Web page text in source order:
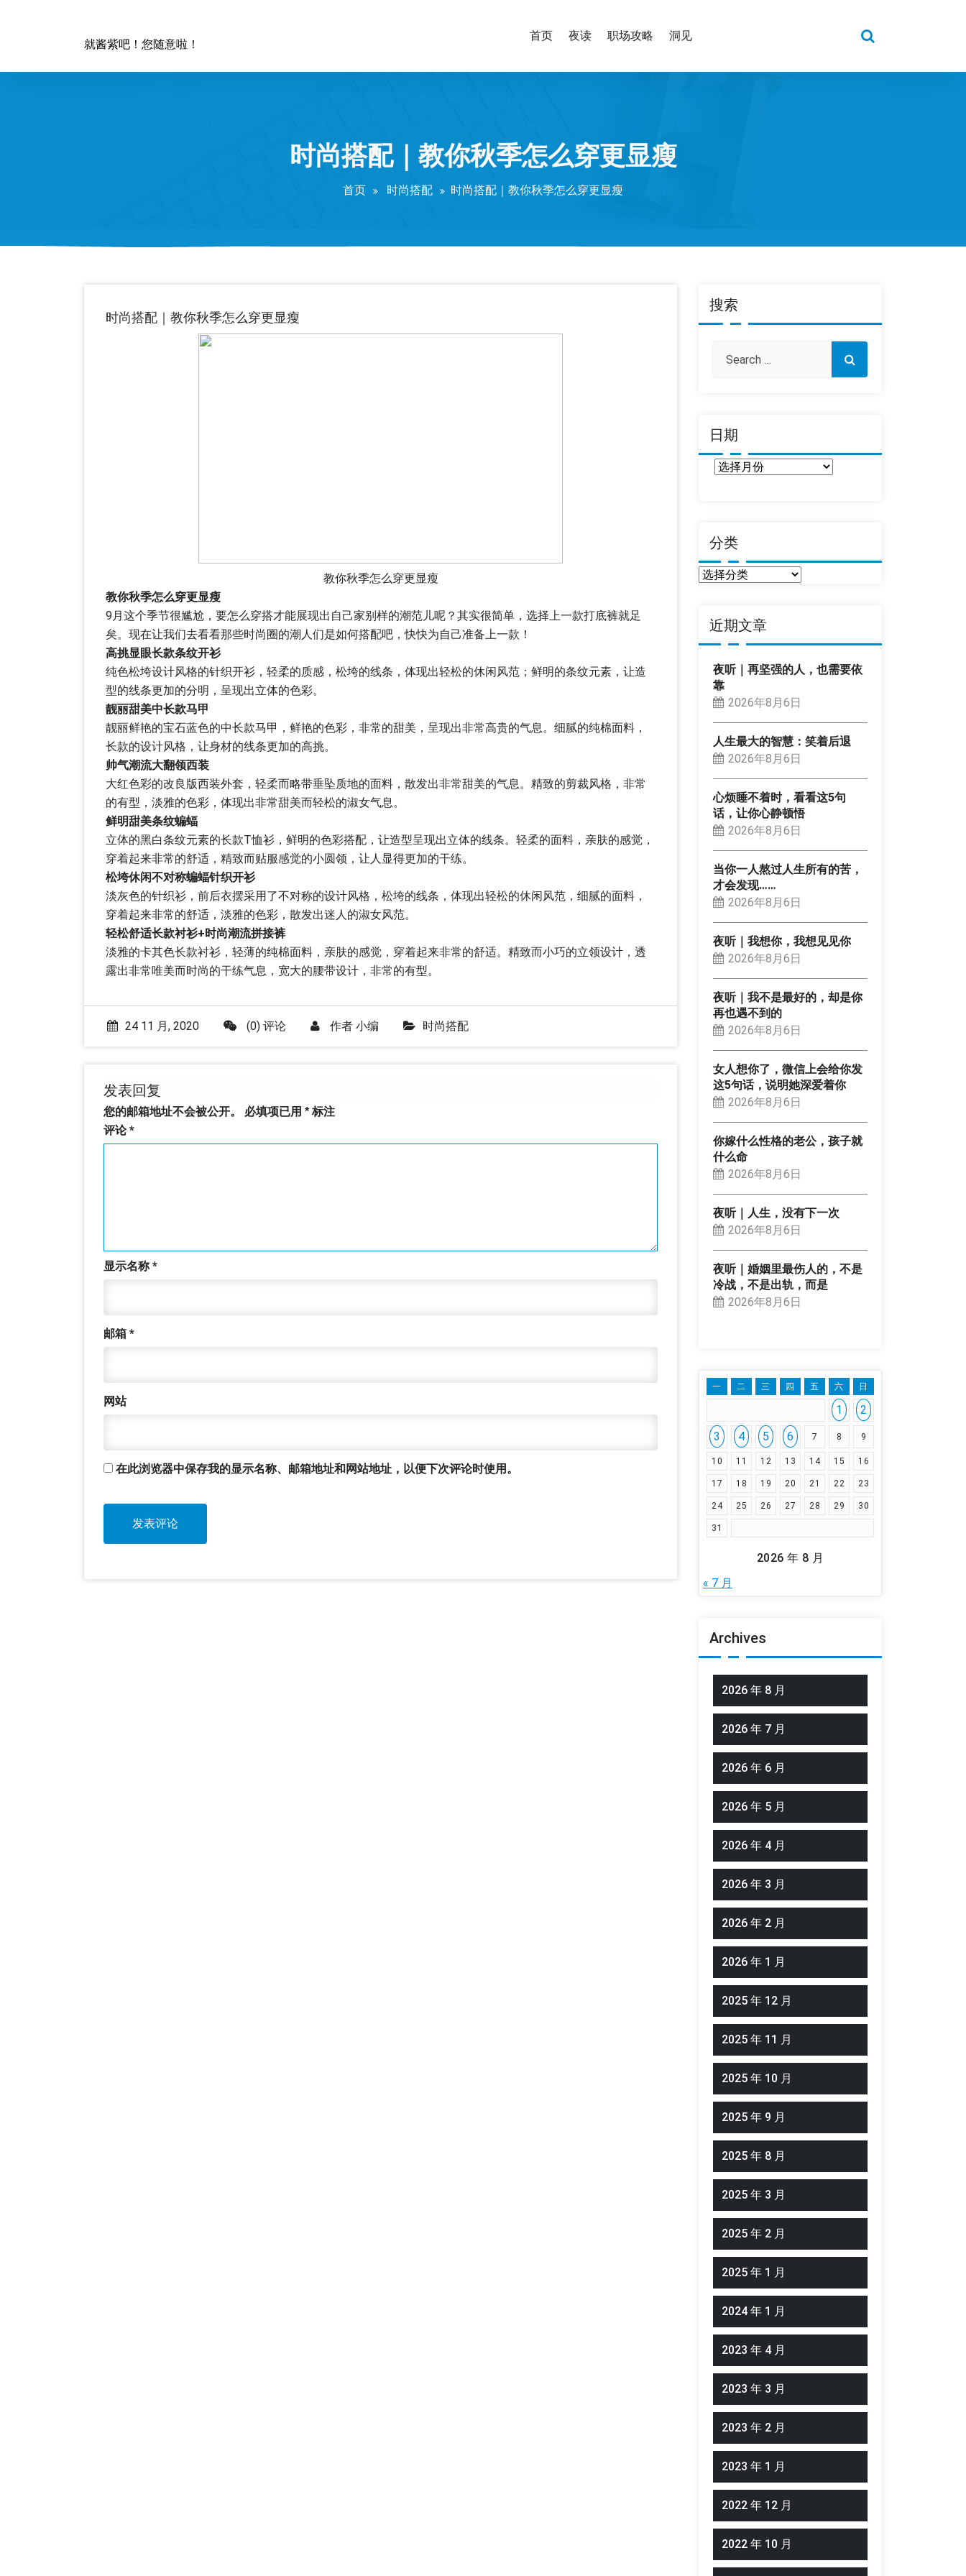
就酱紫吧！您随意啦！
首页 夜读 职场攻略 洞见
时尚搭配｜教你秋季怎么穿更显瘦
首页 时尚搭配 时尚搭配｜教你秋季怎么穿更显瘦
时尚搭配｜教你秋季怎么穿更显瘦
教你秋季怎么穿更显瘦
教你秋季怎么穿更显瘦
9月这个季节很尴尬，要怎么穿搭才能展现出自己家别样的潮范儿呢？其实很简单，选择上一款打底裤就足
矣。现在让我们去看看那些时尚圈的潮人们是如何搭配吧，快快为自己准备上一款！
高挑显眼长款条纹开衫
纯色松垮设计风格的针织开衫，轻柔的质感，松垮的线条，体现出轻松的休闲风范；鲜明的条纹元素，让造
型的线条更加的分明，呈现出立体的色彩。
靓丽甜美中长款马甲
靓丽鲜艳的宝石蓝色的中长款马甲，鲜艳的色彩，非常的甜美，呈现出非常高贵的气息。细腻的纯棉面料，
长款的设计风格，让身材的线条更加的高挑。
帅气潮流大翻领西装
大红色彩的改良版西装外套，轻柔而略带垂坠质地的面料，散发出非常甜美的气息。精致的剪裁风格，非常
的有型，淡雅的色彩，体现出非常甜美而轻松的淑女气息。
鲜明甜美条纹蝙蝠
立体的黑白条纹元素的长款T恤衫，鲜明的色彩搭配，让造型呈现出立体的线条。轻柔的面料，亲肤的感觉，
穿着起来非常的舒适，精致而贴服感觉的小圆领，让人显得更加的干练。
松垮休闲不对称蝙蝠针织开衫
淡灰色的针织衫，前后衣摆采用了不对称的设计风格，松垮的线条，体现出轻松的休闲风范，细腻的面料，
穿着起来非常的舒适，淡雅的色彩，散发出迷人的淑女风范。
轻松舒适长款衬衫+时尚潮流拼接裤
淡雅的卡其色长款衬衫，轻薄的纯棉面料，亲肤的感觉，穿着起来非常的舒适。精致而小巧的立领设计，透
露出非常唯美而时尚的干练气息，宽大的腰带设计，非常的有型。
24 11 月, 2020 (0) 评论 作者 小编 时尚搭配
发表回复
您的邮箱地址不会被公开。 必填项已用 * 标注
评论*
显示名称*
邮箱 *
网站
在此浏览器中保存我的显示名称、邮箱地址和网站地址，以便下次评论时使用。
搜索
日期
分类
分
近期文章
夜听｜再坚强的人，也需要依
靠
2026年8月6日
人生最大的智慧：笑着后退
2026年8月6日
心烦睡不着时，看看这5句
话，让你心静顿悟
2026年8月6日
当你一人熬过人生所有的苦，
才会发现……
2026年8月6日
夜听｜我想你，我想见见你
2026年8月6日
夜听｜我不是最好的，却是你
再也遇不到的
2026年8月6日
女人想你了，微信上会给你发
这5句话，说明她深爱着你
2026年8月6日
你嫁什么性格的老公，孩子就
什么命
2026年8月6日
夜听｜人生，没有下一次
2026年8月6日
夜听｜婚姻里最伤人的，不是
冷战，不是出轨，而是
2026年8月6日
2026 年 8 月
一 二 三 四 五 六 日
1
2
3
4 5 6 7 8 9
10 11 12 13 14 15 16
17 18 19 20 21 22 23
24 25 26 27 28 29 30
31
« 7 月
Archives
2026 年 8 月
2026 年 7 月
2026 年 6 月
2026 年 5 月
2026 年 4 月
2026 年 3 月
2026 年 2 月
2026 年 1 月
2025 年 12 月
2025 年 11 月
2025 年 10 月
2025 年 9 月
2025 年 8 月
2025 年 3 月
2025 年 2 月
2025 年 1 月
2024 年 1 月
2023 年 4 月
2023 年 3 月
2023 年 2 月
2023 年 1 月
2022 年 12 月
2022 年 10 月